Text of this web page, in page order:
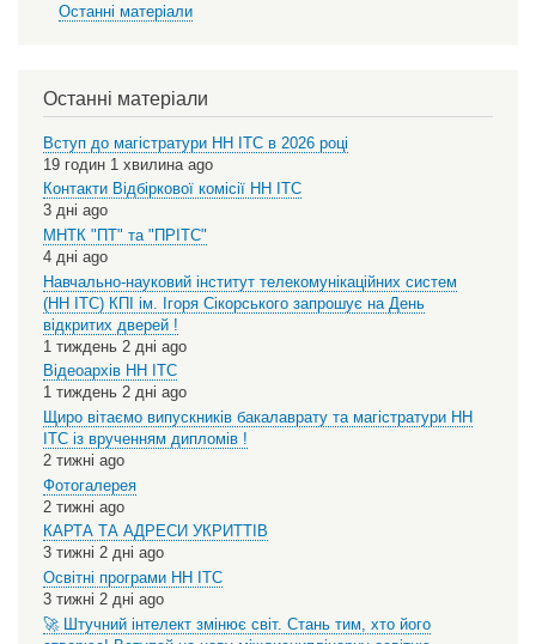
Останні матеріали
Останні матеріали
Вступ до магістратури НН ІТС в 2026 році
19 годин 1 хвилина ago
Контакти Відбіркової комісії НН ІТС
3 дні ago
МНТК "ПТ" та "ПРІТС"
4 дні ago
Навчально-науковий інститут телекомунікаційних систем
(НН ІТС) КПІ ім. Ігоря Сікорського запрошує на День
відкритих дверей !
1 тиждень 2 дні ago
Відеоархів НН ІТС
1 тиждень 2 дні ago
Щиро вітаємо випускників бакалаврату та магістратури НН
ІТС із врученням дипломів !
2 тижні ago
Фотогалерея
2 тижні ago
КАРТА ТА АДРЕСИ УКРИТТІВ
3 тижні 2 дні ago
Освітні програми НН ІТС
3 тижні 2 дні ago
🚀 Штучний інтелект змінює світ. Стань тим, хто його